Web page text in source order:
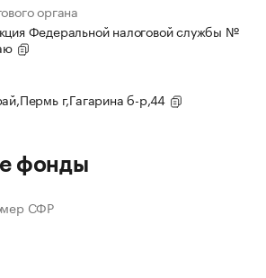
органа
Федеральной налоговой службы №
г,Гагарина б-р,44
фонды
СФР